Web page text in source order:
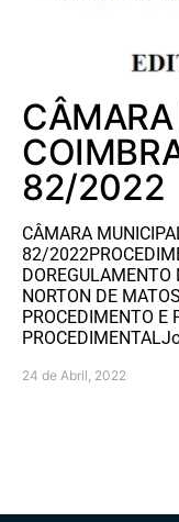
82/2022
CÂMARA
82/
DOREGULAMENTO
NORTON DE
PROCEDIMENTO E
24 de Abril, 2022